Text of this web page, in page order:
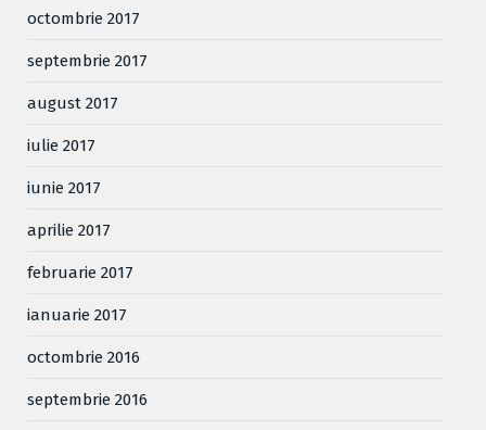
octombrie 2017
septembrie 2017
august 2017
iulie 2017
iunie 2017
aprilie 2017
februarie 2017
ianuarie 2017
octombrie 2016
septembrie 2016